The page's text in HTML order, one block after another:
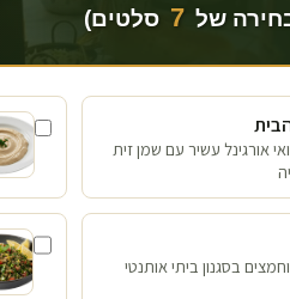
של 7 סלטים)
אורגינל עשיר עם שמן זית
בסגנון ביתי אותנטי